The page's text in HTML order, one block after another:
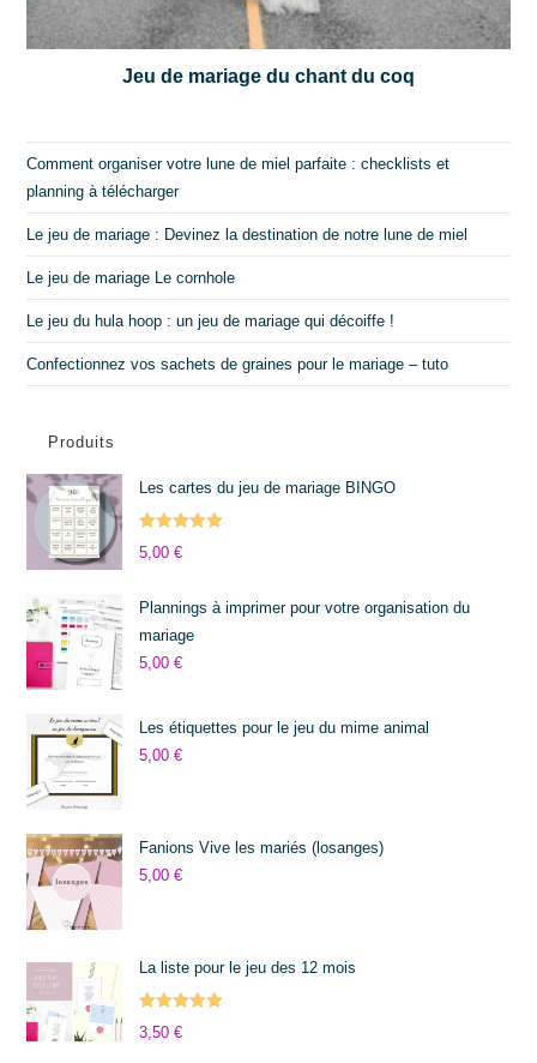
Jeu de mariage du chant du coq
Comment organiser votre lune de miel parfaite : checklists et
planning à télécharger
Le jeu de mariage : Devinez la destination de notre lune de miel
Le jeu de mariage Le cornhole
Le jeu du hula hoop : un jeu de mariage qui décoiffe !
Confectionnez vos sachets de graines pour le mariage – tuto
Produits
Les cartes du jeu de mariage BINGO
Note 5.00
5,00€
Plannings à imprimer pour votre organisation du
mariage
5,00€
Les étiquettes pour le jeu du mime animal
5,00€
Fanions Vive les mariés (losanges)
5,00€
La liste pour le jeu des 12 mois
Note 5.00
3,50€